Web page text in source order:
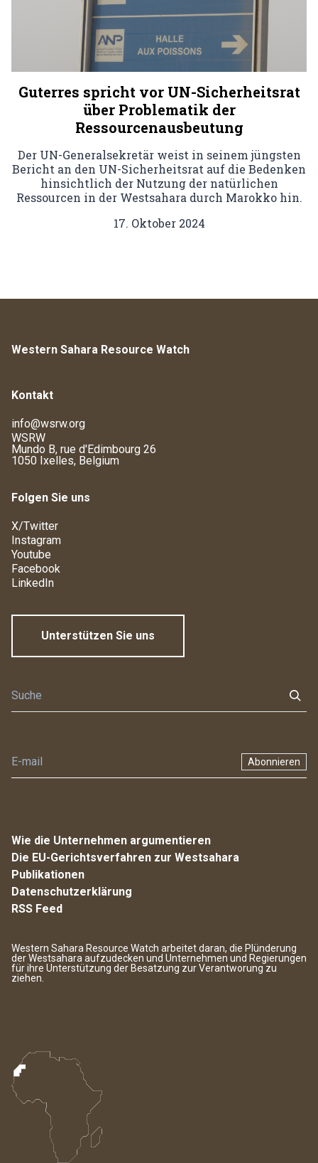
Guterres spricht vor UN-Sicherheitsrat
über Problematik der
Ressourcenausbeutung
Der UN-Generalsekretär weist in seinem jüngsten
Bericht an den UN-Sicherheitsrat auf die Bedenken
hinsichtlich der Nutzung der natürlichen
Ressourcen in der Westsahara durch Marokko hin.
17. Oktober 2024
Western Sahara Resource Watch
Kontakt
info@wsrw.org
WSRW
Mundo B, rue d'Edimbourg 26
1050 Ixelles, Belgium
Folgen Sie uns
X/Twitter
Instagram
Youtube
Facebook
LinkedIn
Unterstützen Sie uns
Abonnieren
Wie die Unternehmen argumentieren
Die EU-Gerichtsverfahren zur Westsahara
Publikationen
Datenschutzerklärung
RSS Feed
Western Sahara Resource Watch arbeitet daran, die Plünderung
der Westsahara aufzudecken und Unternehmen und Regierungen
für ihre Unterstützung der Besatzung zur Verantworung zu
ziehen.